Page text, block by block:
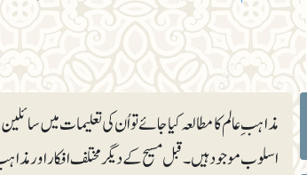
مذاہب ِ عالم کا مطالعہ کیا جائے تو اُن کی تعلیمات میں
اسلوب موجود ہیں۔ قبل مسیح کے دیگر مختلف افکار